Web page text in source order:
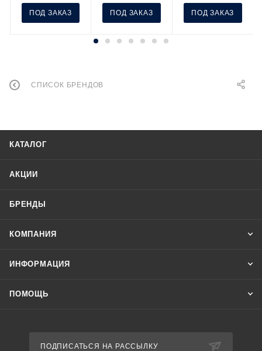
п.1ст.118 НК
ПОД ЗАКАЗ
п.п.1,16
п.1ст.118 НК
ПОД ЗАКАЗ ПОД ЗАКАЗ
СПИСОК БРЕНДОВ
КАТАЛОГ
АКЦИИ
БРЕНДЫ
КОМПАНИЯ
ИНФОРМАЦИЯ
ПОМОЩЬ
ПОДПИСАТЬСЯ НА РАССЫЛКУ